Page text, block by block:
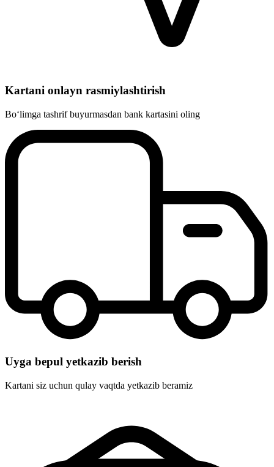
Kartani onlayn rasmiylashtirish
Bo‘limga tashrif buyurmasdan bank kartasini oling
Uyga bepul yetkazib berish
Kartani siz uchun qulay vaqtda yetkazib beramiz